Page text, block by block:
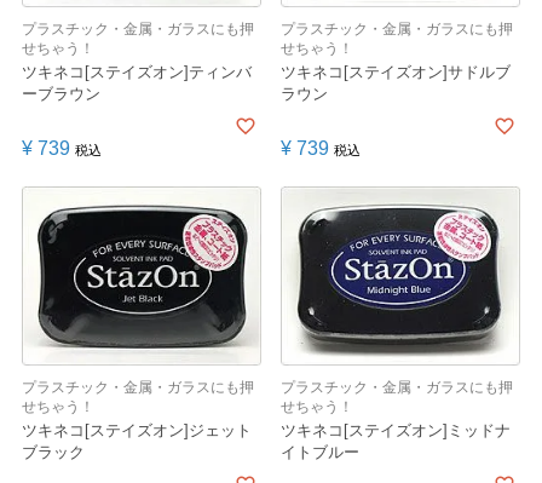
プラスチック・金属・ガラスにも押
せちゃう！
ツキネコ[ステイズオン]ティンバ
ーブラウン
¥ 739 税込
プラスチック・金属・ガラスにも押
せちゃう！
ツキネコ[ステイズオン]サドルブ
ラウン
¥ 739 税込
プラスチック・金属・ガラスにも押
せちゃう！
ツキネコ[ステイズオン]ジェット
ブラック
プラスチック・金属・ガラスにも押
せちゃう！
ツキネコ[ステイズオン]ミッドナ
イトブルー